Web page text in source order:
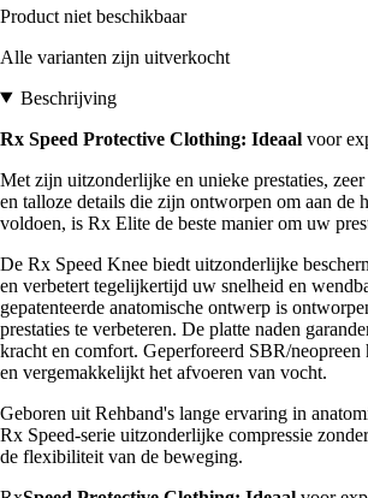
Product niet beschikbaar
Alle varianten zijn uitverkocht
Beschrijving
Rx Speed Protective Clothing: Ideaal voor
Met zijn uitzonderlijke en unieke prestaties,
en talloze details die zijn ontworpen om aan de
voldoen, is Rx Elite de beste manier om uw
De Rx Speed Knee biedt uitzonderlijke
en verbetert tegelijkertijd uw snelheid en
gepatenteerde anatomische ontwerp is
prestaties te verbeteren. De platte naden
kracht en comfort. Geperforeerd SBR/
en vergemakkelijkt het afvoeren van vocht.
Geboren uit Rehband's lange ervaring in
Rx Speed-serie uitzonderlijke compressie
de flexibiliteit van de beweging.